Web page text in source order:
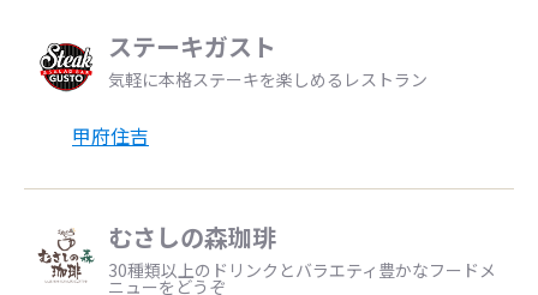
ステーキガスト
気軽に本格ステーキを楽しめるレストラン
甲府住吉
むさしの森珈琲
30種類以上のドリンクとバラエティ豊かなフードメ
ニューをどうぞ